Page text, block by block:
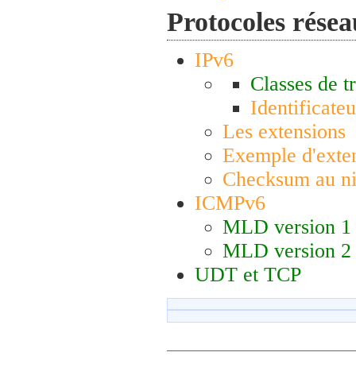
Protocoles
IPv6
Classes de
Les extensions
Exemple
Checksum au
ICMPv6
MLD version 1
MLD version 2
UDT et TCP